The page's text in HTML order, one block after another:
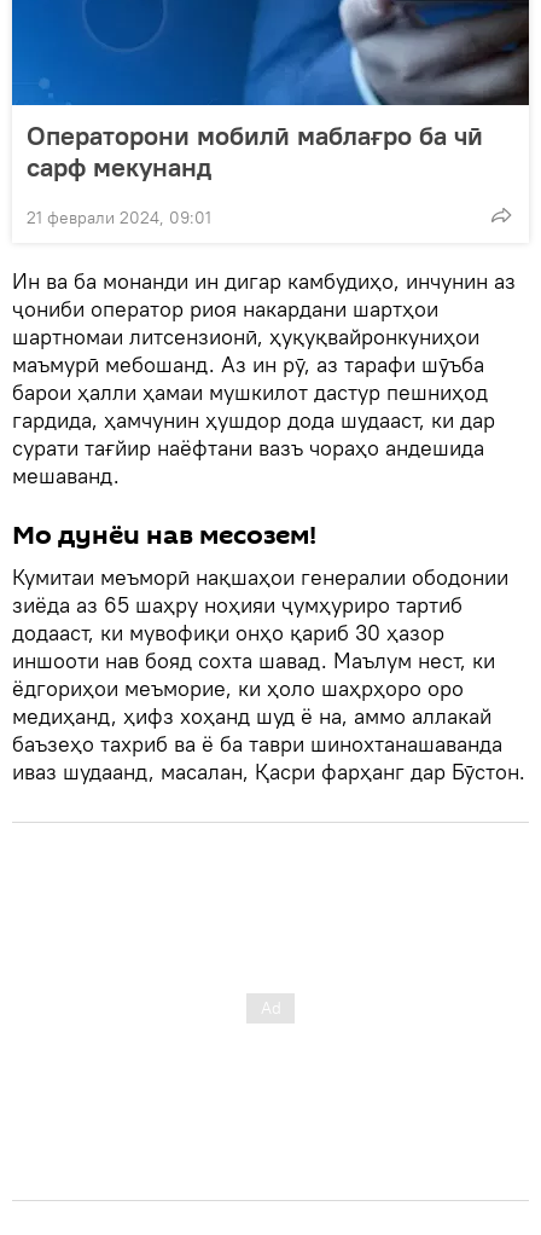
Операторони мобилӣ маблағро ба чӣ
сарф мекунанд
21 феврали 2024, 09:01
Ин ва ба монанди ин дигар камбудиҳо, инчунин аз
ҷониби оператор риоя накардани шартҳои
шартномаи литсензионӣ, ҳуқуқвайронкуниҳои
маъмурӣ мебошанд. Аз ин рӯ, аз тарафи шӯъба
барои ҳалли ҳамаи мушкилот дастур пешниҳод
гардида, ҳамчунин ҳушдор дода шудааст, ки дар
сурати тағйир наёфтани вазъ чораҳо андешида
мешаванд.
Мо дунёи нав месозем!
Кумитаи меъморӣ нақшаҳои генералии ободонии
зиёда аз 65 шаҳру ноҳияи ҷумҳуриро тартиб
додааст, ки мувофиқи онҳо қариб 30 ҳазор
иншооти нав бояд сохта шавад. Маълум нест, ки
ёдгориҳои меъморие, ки ҳоло шаҳрҳоро оро
медиҳанд, ҳифз хоҳанд шуд ё на, аммо аллакай
баъзеҳо тахриб ва ё ба таври шинохтанашаванда
иваз шудаанд, масалан, Қасри фарҳанг дар Бӯстон.